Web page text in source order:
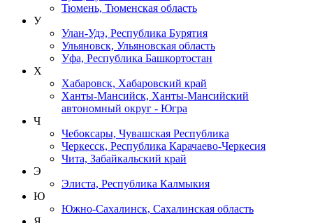
Тюмень, Тюменская область
У
Улан-Удэ, Республика Бурятия
Ульяновск, Ульяновская область
Уфа, Республика Башкортостан
Х
Хабаровск, Хабаровский край
Ханты-Мансийск, Ханты-Мансийский
автономный округ - Югра
Ч
Чебоксары, Чувашская Республика
Черкесск, Республика Карачаево-Черкесия
Чита, Забайкальский край
Э
Элиста, Республика Калмыкия
Ю
Южно-Сахалинск, Сахалинская область